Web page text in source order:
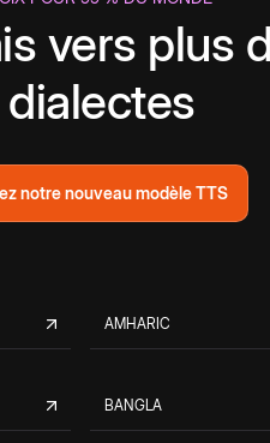
vers plus
notre nouveau modèle TTS
AMHARIC
BANGLA